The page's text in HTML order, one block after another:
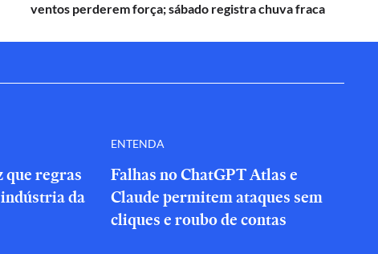
ventos perderem força; sábado registra chuva fraca
que regras
da
ENTENDA
Falhas no ChatGPT Atlas e
Claude permitem ataques sem
cliques e roubo de contas